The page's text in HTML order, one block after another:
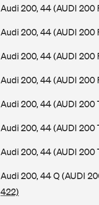
Audi 200, 44 (AUDI 200
Audi 200, 44 (AUDI 200
Audi 200, 44 (AUDI 200
Audi 200, 44 (AUDI 200
Audi 200, 44 (AUDI 200
Audi 200, 44 (AUDI 200
Audi 200, 44 (AUDI 200
Audi 200, 44 Q (AUDI
422)